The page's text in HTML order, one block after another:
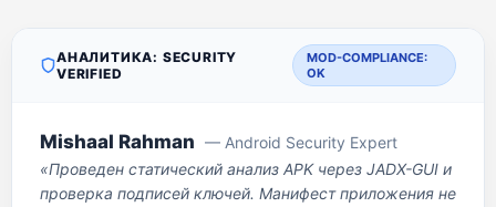
АНАЛИТИКА: SECURITY
VERIFIED
MOD-COMPLIANCE:
OK
Mishaal Rahman — Android Security Expert
«Проведен статический анализ APK через JADX-GUI и
проверка подписей ключей. Манифест приложения не